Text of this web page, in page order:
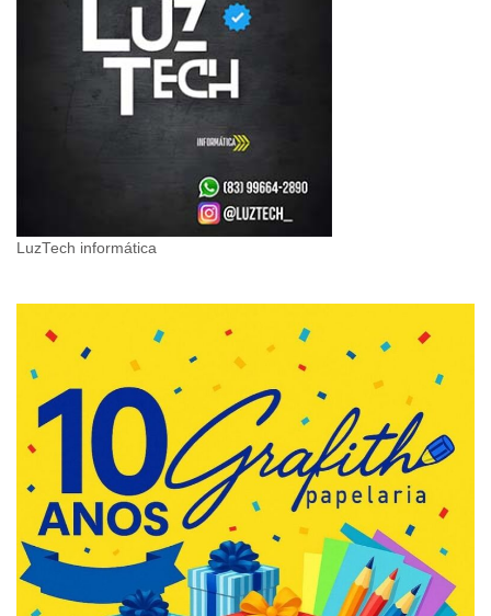
LuzTech informática